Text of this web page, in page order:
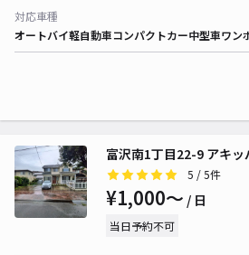
対応車種
オートバイ軽自動車コンパクトカー中型車ワン
富沢南1丁目22-9 アキッ
5 / 5件
¥1,000〜 / 日
当日予約不可